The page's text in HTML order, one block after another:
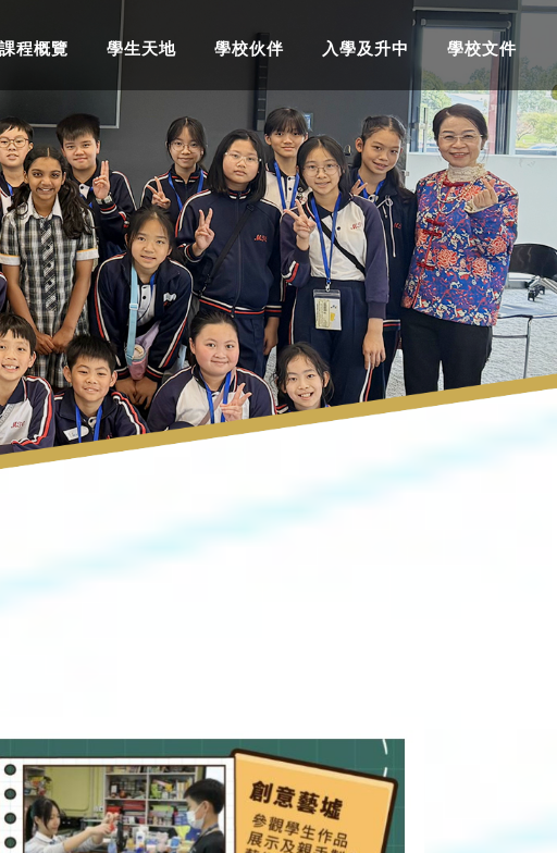
課程概覽 學生天地 學校伙伴 入學及升中 學校文件